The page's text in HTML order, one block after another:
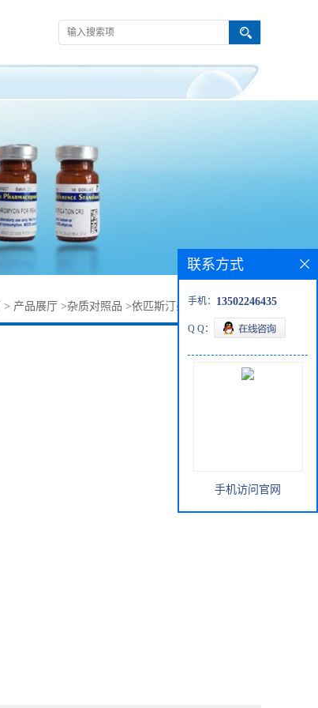
> 产品展厅 >杂质对照品 >依匹斯汀杂质1216548-20-7
联系方式
手机： 13502246435
Q Q：
手机访问官网